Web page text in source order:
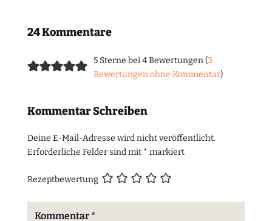
24 Kommentare
5 Sterne bei 4 Bewertungen (3
Bewertungen ohne Kommentar)
Kommentar Schreiben
Deine E-Mail-Adresse wird nicht veröffentlicht.
Erforderliche Felder sind mit * markiert
Rezeptbewertung